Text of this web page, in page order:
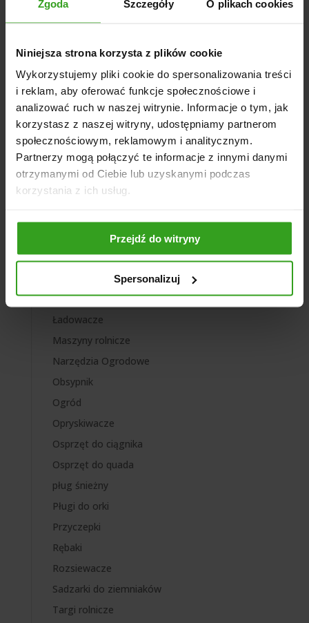
Zgoda Szczegóły O plikach cookies
Niniejsza strona korzysta z plików cookie
Wykorzystujemy pliki cookie do spersonalizowania treści
i reklam, aby oferować funkcje społecznościowe i
analizować ruch w naszej witrynie. Informacje o tym, jak
korzystasz z naszej witryny, udostępniamy partnerom
społecznościowym, reklamowym i analitycznym.
Partnerzy mogą połączyć te informacje z innymi danymi
otrzymanymi od Ciebie lub uzyskanymi podczas
korzystania z ich usług.
Przejdź do witryny
Spersonalizuj
styczeń 2023
Kategorie
Agro Sklep
Architektura ogrodowa
Bez kategorii
Chwastowniki
Głębosze
Kopaczki ciągnikowe
Kosiarki
Ładowacze
Maszyny rolnicze
Narzędzia Ogrodowe
Obsypnik
Ogród
Opryskiwacze
Osprzęt do ciągnika
Osprzęt do quada
pług śnieżny
Pługi do orki
Przyczepki
Rębaki
Rozsiewacze
Sadzarki do ziemniaków
Targi rolnicze